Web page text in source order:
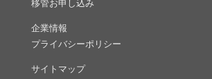
移管お申し込み
企業情報
プライバシーポリシー
サイトマップ